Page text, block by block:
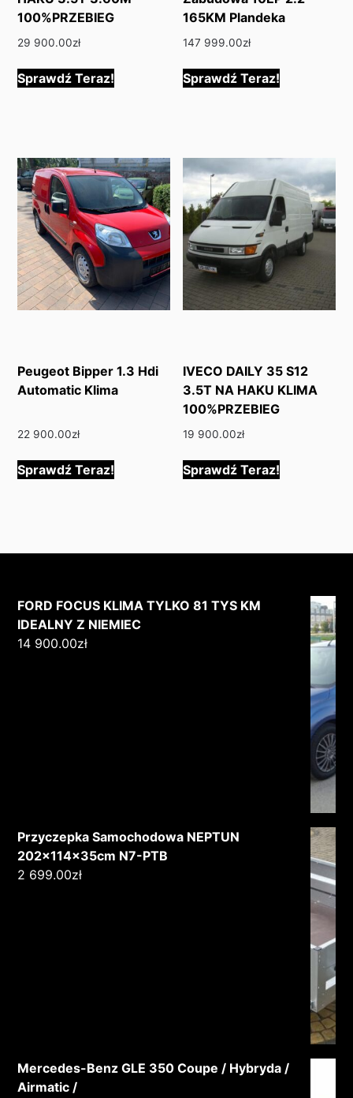
100%PRZEBIEG
29 900.00zł
Sprawdź Teraz!
165KM Plandeka
147 999.00zł
Sprawdź Teraz!
Peugeot Bipper 1.3 Hdi
Automatic Klima
22 900.00zł
Sprawdź Teraz!
IVECO DAILY 35 S12
3.5T NA HAKU KLIMA
100%PRZEBIEG
19 900.00zł
Sprawdź Teraz!
FORD FOCUS KLIMA TYLKO 81 TYS KM
IDEALNY Z NIEMIEC
14 900.00zł
Przyczepka Samochodowa NEPTUN
202x114x35cm N7-PTB
2 699.00zł
Mercedes-Benz GLE 350 Coupe / Hybryda /
Airmatic /